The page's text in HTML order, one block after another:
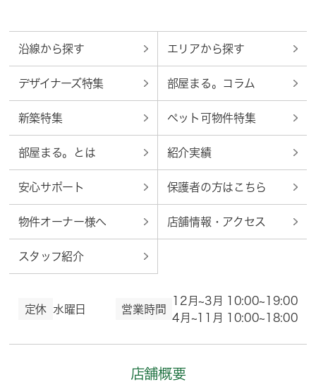
沿線から探す エリアから探す
デザイナーズ特集 部屋まる。コラム
新築特集 ペット可物件特集
部屋まる。とは 紹介実績
安心サポート 保護者の方はこちら
物件オーナー様へ 店舗情報・アクセス
スタッフ紹介
定休 水曜日 営業時間
12月~3月 10:00~19:00
4月~11月 10:00~18:00
店舗概要